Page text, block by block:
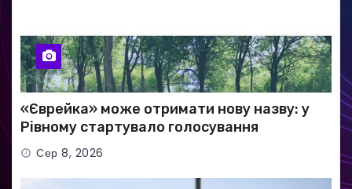
«Єврейка» може отримати нову назву: у
Рівному стартувало голосування
Сер 8, 2026